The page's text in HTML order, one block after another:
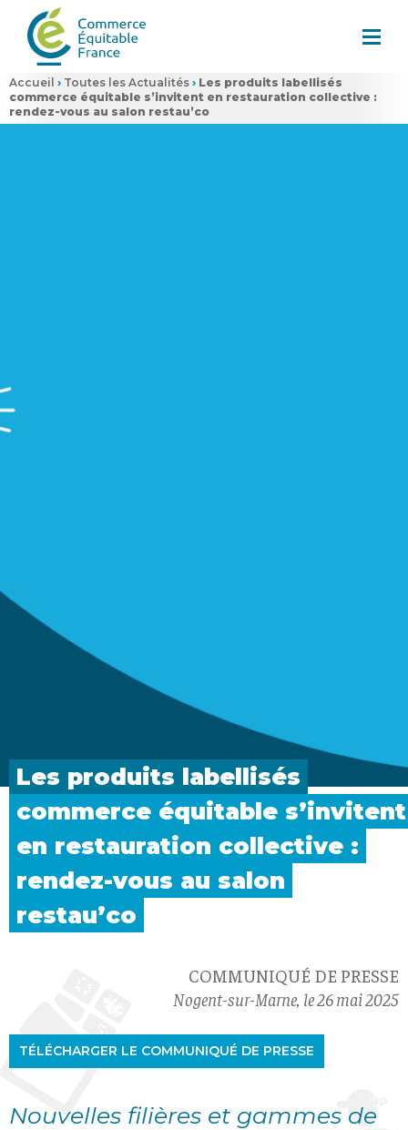
Accueil › Toutes les Actualités › Les produits labellisés
commerce équitable s’invitent en restauration collective :
rendez-vous au salon restau’co
Les produits labellisés
commerce équitable s’invitent
en restauration collective :
rendez-vous au salon
restau’co
COMMUNIQUÉ DE PRESSE
Nogent-sur-Marne, le 26 mai 2025
TÉLÉCHARGER LE COMMUNIQUÉ DE PRESSE
Nouvelles filières et gammes de